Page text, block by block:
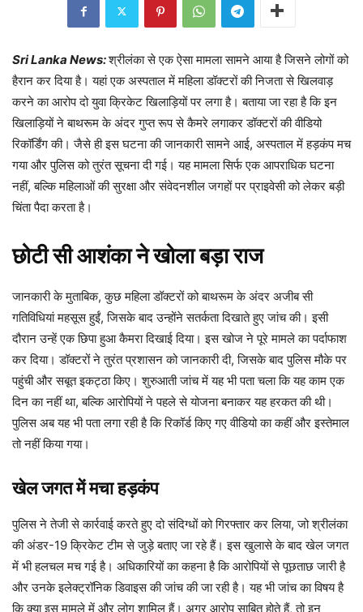
Sri Lanka News:श्रीलंका से एक ऐसा मामला सामने आया है जिसने लोगों को
हैरान कर दिया है। यहां एक अस्पताल में महिला डॉक्टरों की निजता से खिलवाड़
करने का आरोप दो युवा क्रिकेट खिलाड़ियों पर लगा है। बताया जा रहा है कि इन
खिलाड़ियों ने बाथरूम के अंदर गुप्त रूप से कैमरे लगाकर डॉक्टरों की वीडियो
रिकॉर्डिंग की। जैसे ही इस घटना की जानकारी सामने आई, अस्पताल में हड़कंप मच
गया और पुलिस को तुरंत सूचना दी गई। यह मामला सिर्फ एक आपराधिक घटना
नहीं, बल्कि महिलाओं की सुरक्षा और संवेदनशील जगहों पर प्राइवेसी को लेकर बड़ी
चिंता पैदा करता है।
छोटी सी आशंका ने खोला बड़ा राज
जानकारी के मुताबिक, कुछ महिला डॉक्टरों को बाथरूम के अंदर अजीब सी
गतिविधियां महसूस हुईं, जिसके बाद उन्होंने सतर्कता दिखाते हुए जांच की। इसी
दौरान उन्हें एक छिपा हुआ कैमरा दिखाई दिया। इस खोज ने पूरे मामले का पर्दाफाश
कर दिया। डॉक्टरों ने तुरंत प्रशासन को जानकारी दी, जिसके बाद पुलिस मौके पर
पहुंची और सबूत इकट्ठा किए। शुरुआती जांच में यह भी पता चला कि यह काम एक
दिन का नहीं था, बल्कि आरोपियों ने पहले से योजना बनाकर यह हरकत की थी।
पुलिस अब यह भी पता लगा रही है कि रिकॉर्ड किए गए वीडियो का कहीं और इस्तेमाल
तो नहीं किया गया।
खेल जगत में मचा हड़कंप
पुलिस ने तेजी से कार्रवाई करते हुए दो संदिग्धों को गिरफ्तार कर लिया, जो श्रीलंका
की अंडर-19 क्रिकेट टीम से जुड़े बताए जा रहे हैं। इस खुलासे के बाद खेल जगत
में भी हलचल मच गई है। अधिकारियों का कहना है कि आरोपियों से पूछताछ जारी है
और उनके इलेक्ट्रॉनिक डिवाइस की जांच की जा रही है। यह भी जांच का विषय है
कि क्या इस मामले में और लोग शामिल हैं। अगर आरोप साबित होते हैं, तो इन